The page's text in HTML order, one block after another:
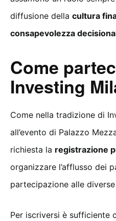
diffusione della cultura
consapevolezza
Come
Investing
Come nella tradizione di
all’evento di Palazzo
richiesta la registrazione
organizzare l’afflusso dei
partecipazione alle
Per iscriversi è sufficiente